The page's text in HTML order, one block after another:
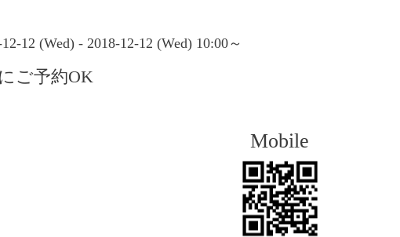
12 (Wed) - 2018-12-12 (Wed) 10:00～
ご予約OK
Mobile